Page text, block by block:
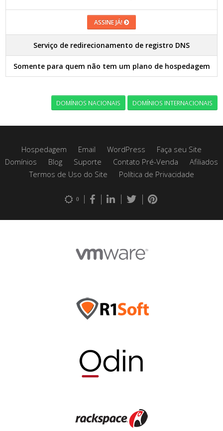
ASSINE JÁ!
Serviço de redirecionamento de registro DNS
Somente para quem não tem um plano de hospedagem
DOMÍNIOS NACIONAIS DOMÍNIOS INTERNACIONAIS
Hospedagem Email WordPress
Faça seu Site
Domínios
Blog Suporte Contato Pré-Venda
Afiliados
Termos de Uso do Site
Política de Privacidade
0